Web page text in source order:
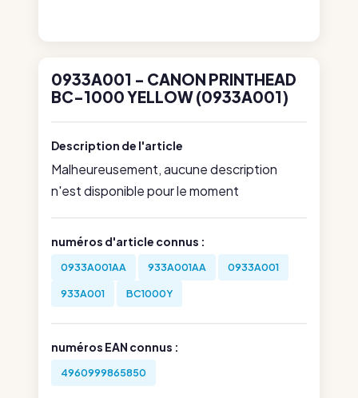
0933A001 - CANON PRINTHEAD
BC-1000 YELLOW (0933A001)
Description de l'article
Malheureusement, aucune description
n'est disponible pour le moment
numéros d'article connus :
0933A001AA 933A001AA 0933A001
933A001 BC1000Y
numéros EAN connus :
4960999865850